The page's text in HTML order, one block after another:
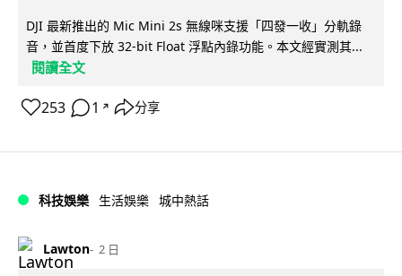
DJI 最新推出的 Mic Mini 2s 無線咪支援「四發一收」分軌錄
音，並首度下放 32-bit Float 浮點內錄功能。本文經實測其...
閱讀全文
253 1 ↗ 分享
科技娛樂 生活娛樂 城中熱話
Lawton 2 日